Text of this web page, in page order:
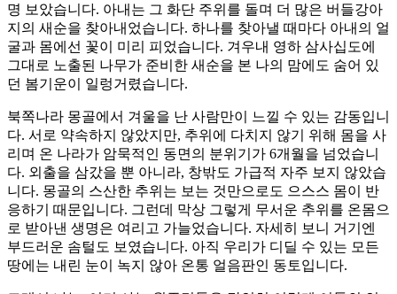
명 보았습니다. 아내는 그 화단 주위를 돌며 더 많은 버들강아
지의 새순을 찾아내었습니다. 하나를 찾아낼 때마다 아내의 얼
굴과 몸에선 꽃이 미리 피었습니다. 겨우내 영하 삼사십도에
그대로 노출된 나무가 준비한 새순을 본 나의 맘에도 숨어 있
던 봄기운이 일렁거렸습니다.
북쪽나라 몽골에서 겨울을 난 사람만이 느낄 수 있는 감동입니
다. 서로 약속하지 않았지만, 추위에 다치지 않기 위해 몸을 사
리며 온 나라가 암묵적인 동면의 분위기가 6개월을 넘었습니
다. 외출을 삼갔을 뿐 아니라, 창밖도 가급적 자주 보지 않았습
니다. 몽골의 스산한 추위는 보는 것만으로도 으스스 몸이 반
응하기 때문입니다. 그런데 막상 그렇게 무서운 추위를 온몸으
로 받아낸 생명은 여리고 가늘었습니다. 자세히 보니 거기엔
부드러운 솜털도 보였습니다. 아직 우리가 디딜 수 있는 모든
땅에는 내린 눈이 녹지 않아 온통 얼음판인 동토입니다.